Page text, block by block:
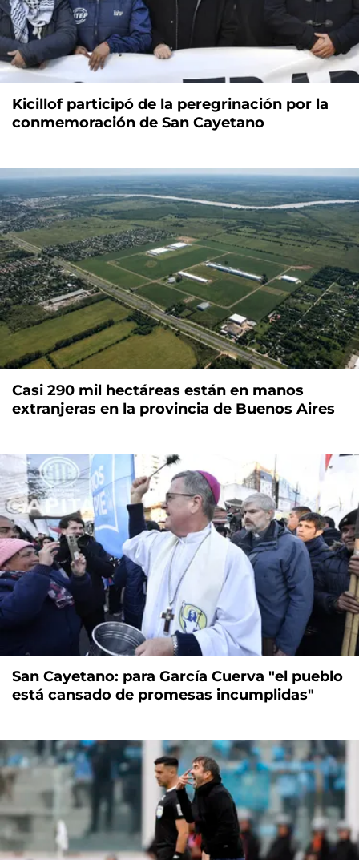
Kicillof participó de la peregrinación por la
conmemoración de San Cayetano
Casi 290 mil hectáreas están en manos
extranjeras en la provincia de Buenos Aires
San Cayetano: para García Cuerva "el pueblo
está cansado de promesas incumplidas"